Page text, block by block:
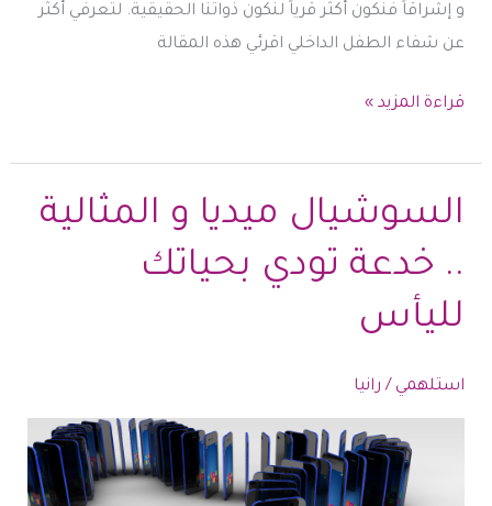
و إشراقاً فنكون أكثر قرياً لنكون ذواتنا الحقيقية. لتعرفي أكثر
عن شفاء الطفل الداخلي اقرئي هذه المقالة
شفاء
الداخلي
..
العيش
بذاتك
الحقيقية
قراءة المزيد »
السوشيال ميديا و المثالية
.. خدعة تودي بحياتك
لليأس
استلهمي / رانيا